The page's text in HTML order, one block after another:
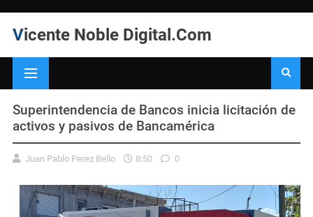
Vicente Noble Digital.Com
Superintendencia de Bancos inicia licitación de
activos y pasivos de Bancamérica
Juan Pablo Perez Bello 8:50 0